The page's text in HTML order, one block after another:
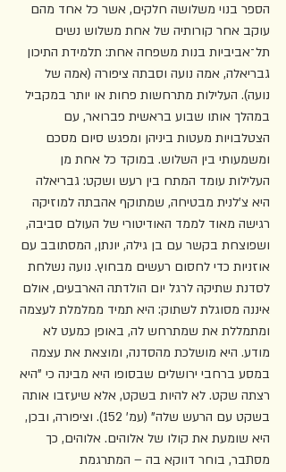
הספר בנוי משלושה חלקים, אשר כל אחד מהם
עוקב אחר קורותיה של אחת משלוש נשים
תל־אביביות בנות משפחה אחת: תלמידת התיכון
גבריאלה, אמה נועה וסבתה ציפורה (אמה של
נועה). העלילות מתרחשות פחות או יותר במקביל
במהלך אותו שבוע בראשית פברואר, עם
הצטלבויות מעטות ביניהן ומפגש סיום מסכם
ומשמעותי בין השלוש. במוקד כל אחת מן
העלילות עומד המתח בין רעש ושקט: גבריאלה
היא צ'לנית מבטיחה, שמתוקף אהבתה למוזיקה
רגישה מאוד לממד האודיטורי של העולם סביבה,
ושפוצחת בקשר עם בן גילה, יונתן, המסתובב עם
אוזניות כדי לחסום רעשים מבחוץ. נועה נשלחת
לסדנת שתיקה לרגל יום הולדתה הארבעים, אולם
איננה מסוגלת לשתוק: היא תמיד ממלמלת לעצמה
ומתמללת את שמתרחש לה, באופן כמעט לא
מודע. היא מושלכת מהסדנה, ומוצאת את עצמה
במסע ברחבי ירושלים שבסופו היא מבינה כי "היא
רצתה שקט. לא להיות בשקט, אלא שיעזבו אותה
בשקט עם הרעש שלה" (עמ' 152). וציפורה, ובכן,
היא שומעת את קולו של אלוהים. אלוהים, כך
מסתבר, בוחר דווקא בה – המתרגמת